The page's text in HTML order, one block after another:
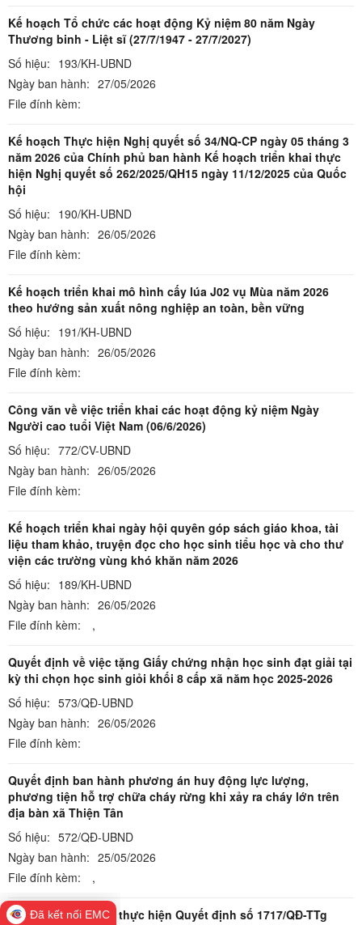
Kế hoạch Tổ chức các hoạt động Kỷ niệm 80 năm Ngày
Thương binh - Liệt sĩ (27/7/1947 - 27/7/2027)
Số hiệu: 193/KH-UBND
Ngày ban hành: 27/05/2026
File đính kèm:
Kế hoạch Thực hiện Nghị quyết số 34/NQ-CP ngày 05 tháng 3
năm 2026 của Chính phủ ban hành Kế hoạch triển khai thực
hiện Nghị quyết số 262/2025/QH15 ngày 11/12/2025 của Quốc
hội
Số hiệu: 190/KH-UBND
Ngày ban hành: 26/05/2026
File đính kèm:
Kế hoạch triển khai mô hình cấy lúa J02 vụ Mùa năm 2026
theo hướng sản xuất nông nghiệp an toàn, bền vững
Số hiệu: 191/KH-UBND
Ngày ban hành: 26/05/2026
File đính kèm:
Công văn về việc triển khai các hoạt động kỷ niệm Ngày
Người cao tuổi Việt Nam (06/6/2026)
Số hiệu: 772/CV-UBND
Ngày ban hành: 26/05/2026
File đính kèm:
Kế hoạch triển khai ngày hội quyên góp sách giáo khoa, tài
liệu tham khảo, truyện đọc cho học sinh tiểu học và cho thư
viện các trường vùng khó khăn năm 2026
Số hiệu: 189/KH-UBND
Ngày ban hành: 26/05/2026
File đính kèm:
,
Quyết định về việc tặng Giấy chứng nhận học sinh đạt giải tại
kỳ thi chọn học sinh giỏi khối 8 cấp xã năm học 2025-2026
Số hiệu: 573/QĐ-UBND
Ngày ban hành: 26/05/2026
File đính kèm:
Quyết định ban hành phương án huy động lực lượng,
phương tiện hỗ trợ chữa cháy rừng khi xảy ra cháy lớn trên
địa bàn xã Thiện Tân
Số hiệu: 572/QĐ-UBND
Ngày ban hành: 25/05/2026
File đính kèm:
,
Kế hoạch triển khai thực hiện Quyết định số 1717/QĐ-TTg
Đã kết nối EMC